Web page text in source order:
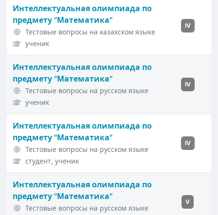
Интеллектуальная олимпиада по
предмету "Математика"
Тестовые вопросы на казахском языке
ученик
IV
Интеллектуальная олимпиада по
предмету "Математика"
Тестовые вопросы на русском языке
ученик
IV
Интеллектуальная олимпиада по
предмету "Математика"
Тестовые вопросы на русском языке
студент, ученик
IV
Интеллектуальная олимпиада по
предмету "Математика"
Тестовые вопросы на русском языке
V